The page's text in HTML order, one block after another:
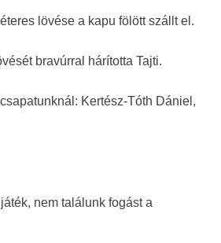
lövése a kapu fölött szállt el.
bravúrral hárította Tajti.
Kertész-Tóth Dániel,
nem találunk fogást a